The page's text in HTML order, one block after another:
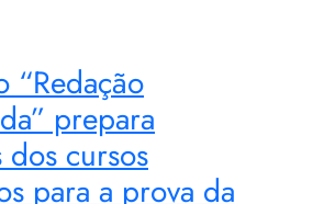
“Redação
prepara
dos cursos
para a prova da